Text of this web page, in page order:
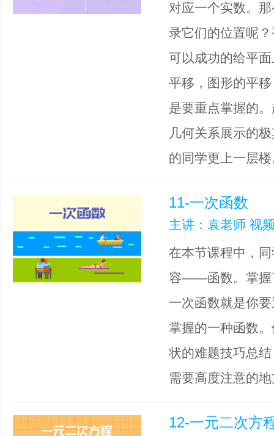
对应一个实数。
录它们的位置呢
可以成功的给平
平移，图形的平
是要重点掌握的
几何关系展示的
的同学更上一层
11-一次函数
主讲：袁老师 视
在本节课程中，
容——函数。掌握
一次函数就是你
掌握的一种函数
状的难题技巧总
需要高度注意的
12-一元二次方